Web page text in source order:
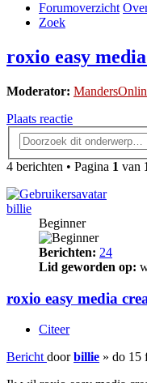
Forumoverzicht
Zoek
roxio easy
Moderator:
Plaats reactie
4 berichten • Pagina 1 van
billie
Beginner
Berichten: 24
Lid geworden op:
roxio easy media
Citeer
Bericht doorbillie » do 15